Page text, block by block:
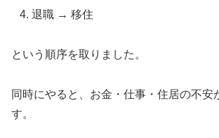
退職 → 移住
という順序を取りました。
同時にやると、お金・仕事・住居の不安
す。